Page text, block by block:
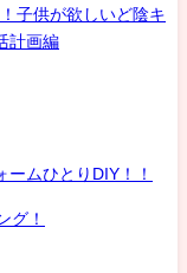
子供が欲しいど陰キ
計画編
ムひとりDIY！！
グ！